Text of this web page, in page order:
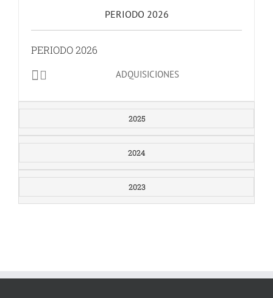
PERIODO 2026
PERIODO 2026
ADQUISICIONES
2025
2024
2023